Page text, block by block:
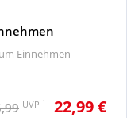
Einnehmen
UVP 1 22,99 €